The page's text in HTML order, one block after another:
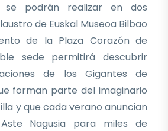
se podrán realizar en dos
de Euskal Museoa Bilbao
de la Plaza Corazón de
sede permitirá descubrir
de los Gigantes de
forman parte del imaginario
y que cada verano anuncian
Nagusia para miles de